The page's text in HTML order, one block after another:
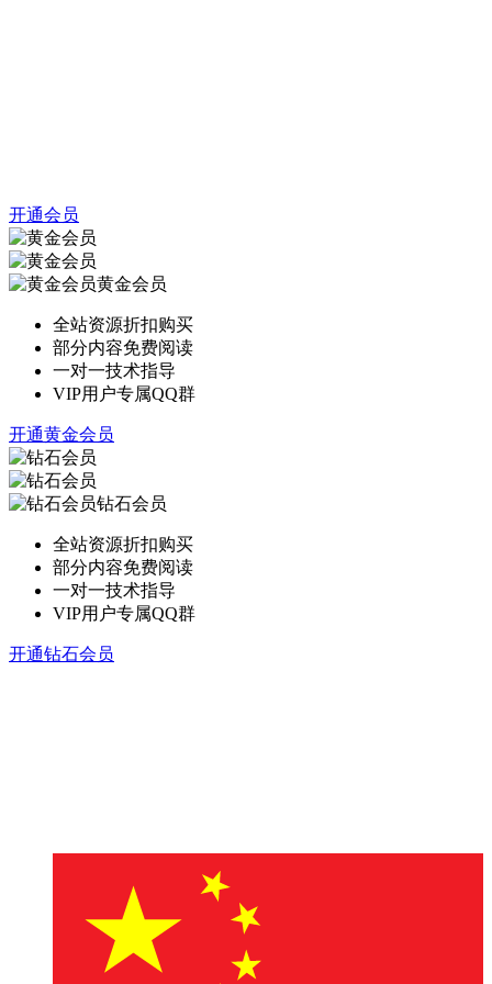
开通会员
黄金会员
全站资源折扣购买
部分内容免费阅读
一对一技术指导
VIP用户专属QQ群
开通黄金会员
钻石会员
全站资源折扣购买
部分内容免费阅读
一对一技术指导
VIP用户专属QQ群
开通钻石会员